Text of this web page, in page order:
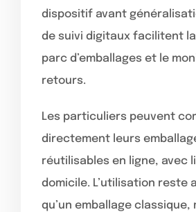
dispositif avant
de suivi digitaux facilitent
parc d’emballages et le
retours.
Les particuliers peuvent
directement leurs
réutilisables en ligne, avec
domicile. L’utilisation reste
qu’un emballage classique,